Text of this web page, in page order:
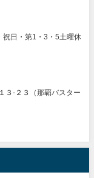
日・第1・3・5土曜休
３-２３（那覇バスター